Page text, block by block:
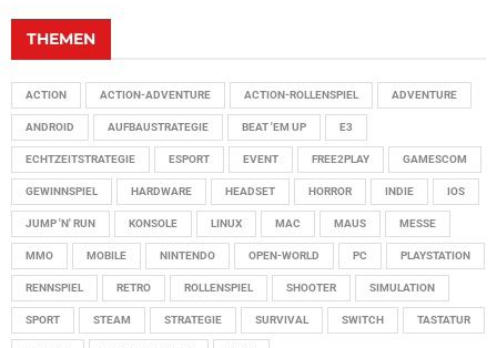
THEMEN
ACTION ACTION-ADVENTURE ACTION-ROLLENSPIEL ADVENTURE
ANDROID AUFBAUSTRATEGIE BEAT 'EM UP E3
ECHTZEITSTRATEGIE ESPORT EVENT FREE2PLAY GAMESCOM
GEWINNSPIEL HARDWARE HEADSET HORROR INDIE IOS
JUMP 'N' RUN KONSOLE LINUX MAC MAUS MESSE
MMO MOBILE NINTENDO OPEN-WORLD PC PLAYSTATION
RENNSPIEL RETRO ROLLENSPIEL SHOOTER SIMULATION
SPORT STEAM STRATEGIE SURVIVAL SWITCH TASTATUR